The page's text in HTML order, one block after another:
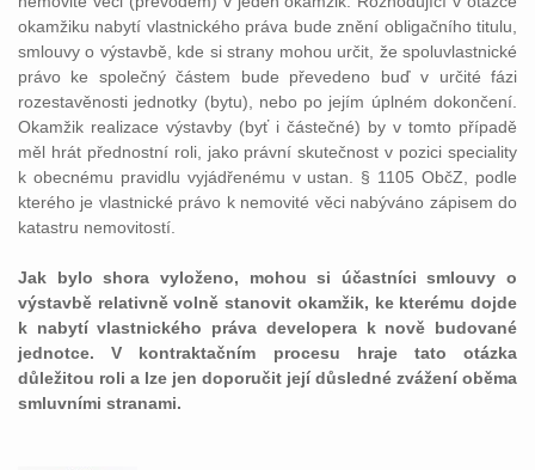
okamžiku nabytí vlastnického práva bude znění obligačního titulu,
smlouvy o výstavbě, kde si strany mohou určit, že spoluvlastnické
právo ke společný částem bude převedeno buď v určité fázi
rozestavěnosti jednotky (bytu), nebo po jejím úplném dokončení.
Okamžik realizace výstavby (byť i částečné) by v tomto případě
měl hrát přednostní roli, jako právní skutečnost v pozici speciality
k obecnému pravidlu vyjádřenému v ustan. § 1105 ObčZ, podle
kterého je vlastnické právo k nemovité věci nabýváno zápisem do
katastru nemovitostí.
Jak bylo shora vyloženo, mohou si účastníci smlouvy o
výstavbě relativně volně stanovit okamžik, ke kterému dojde
k nabytí vlastnického práva developera k nově budované
jednotce. V kontraktačním procesu hraje tato otázka
důležitou roli a lze jen doporučit její důsledné zvážení oběma
smluvními stranami.